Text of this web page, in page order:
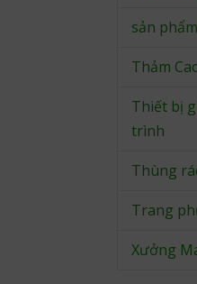
sản
Thảm
Thiết bị
trình
Thùng
Trang
Xưởng